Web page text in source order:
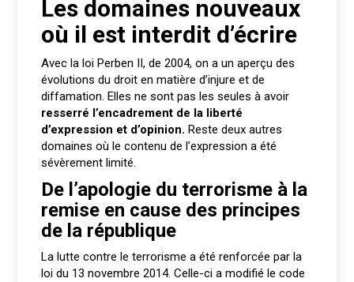
Les domaines nouveaux
où il est interdit d’écrire
Avec la loi Perben II, de 2004, on a un aperçu des
évolutions du droit en matière d’injure et de
diffamation. Elles ne sont pas les seules à avoir
resserré l’encadrement de la liberté
d’expression et d’opinion.Reste deux autres
domaines où le contenu de l’expression a été
sévèrement limité.
De l’apologie du terrorisme à la
remise en cause des principes
de la république
La lutte contre le terrorisme a été renforcée par la
loi du 13 novembre 2014. Celle-ci a modifié le code